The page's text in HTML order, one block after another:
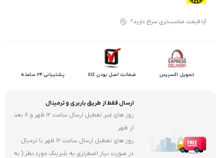
آیا قیمت مناسب‌تری سراغ دارید؟
تحویل اکسپرس ضمانت اصل بودن کالا پشتیبانی 24 ساعته
ارسال فقط از طریق باربری و ترمینال
روز های غیر تعطیل ارسال ساعت 12 ظهر و 8 بعد
از ظهر
روز های تعطیل ارسال ساعت 12 ظهر با ترمیال
در صورت نیاز اضطراری به بلبرینگ مورد نظر ( به